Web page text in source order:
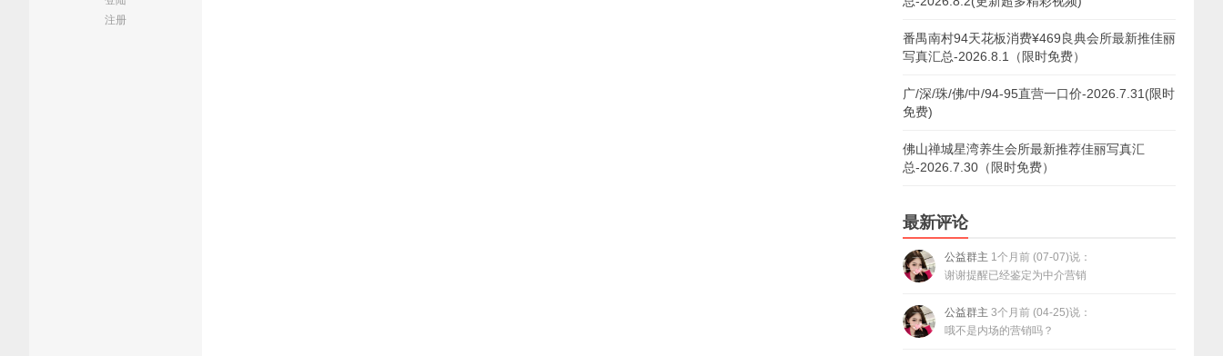
注册
番禺南村94天花板消费¥469良典会所最新推佳丽
写真汇总-2026.8.1（限时免费）
广/深/珠/佛/中/94-95直营一口价-2026.7.31(限时
免费)
佛山禅城星湾养生会所最新推荐佳丽写真汇
总-2026.7.30（限时免费）
最新评论
公益群主 1个月前 (07-07)说：
谢谢提醒已经鉴定为中介营销
公益群主 3个月前 (04-25)说：
哦不是内场的营销吗？